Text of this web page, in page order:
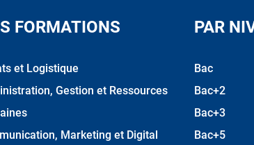
FORMATIONS
et Logistique
Gestion et Ressources
Marketing et Digital
PAR
Bac
Bac+2
Bac+3
Bac+5